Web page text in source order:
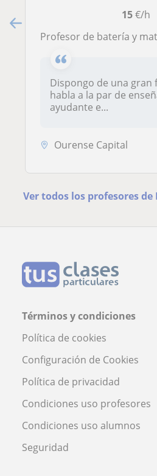
15€/h
Profesor de batería y matemáticas
Dispongo de una gran
habla a la par de
ayudante e...
Ourense Capital
Ver todos los profesores
Términos y condiciones
Política de cookies
Configuración de Cookies
Política de privacidad
Condiciones uso profesores
Condiciones uso alumnos
Seguridad